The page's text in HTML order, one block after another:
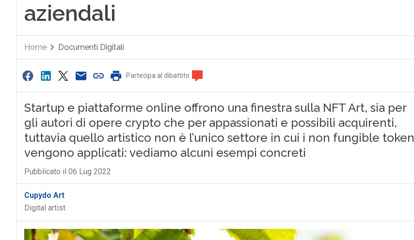
aziendali
Home Documenti Digitali
Partecipa al dibattito
Startup e piattaforme online offrono una finestra sulla NFT Art, sia per
gli autori di opere crypto che per appassionati e possibili acquirenti,
tuttavia quello artistico non è l’unico settore in cui i non fungible token
vengono applicati: vediamo alcuni esempi concreti
Pubblicato il 06 Lug 2022
Cupydo Art
Digital artist